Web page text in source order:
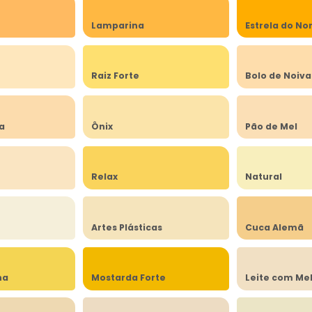
Lamparina Estrela do
Raiz Forte Bolo de Noiva
Ônix Pão de Mel
Relax Natural
Artes Plásticas Cuca Alemã
Mostarda Forte Leite com Mel